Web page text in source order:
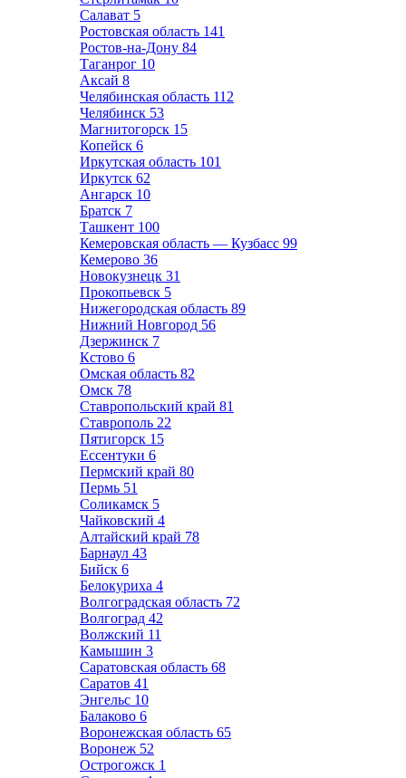
Салават 5
Ростовская область 141
Ростов-на-Дону 84
Таганрог 10
Аксай 8
Челябинская область 112
Челябинск 53
Магнитогорск 15
Копейск 6
Иркутская область 101
Иркутск 62
Ангарск 10
Братск 7
Ташкент 100
Кемеровская область — Кузбасс 99
Кемерово 36
Новокузнецк 31
Прокопьевск 5
Нижегородская область 89
Нижний Новгород 56
Дзержинск 7
Кстово 6
Омская область 82
Омск 78
Ставропольский край 81
Ставрополь 22
Пятигорск 15
Ессентуки 6
Пермский край 80
Пермь 51
Соликамск 5
Чайковский 4
Алтайский край 78
Барнаул 43
Бийск 6
Белокуриха 4
Волгоградская область 72
Волгоград 42
Волжский 11
Камышин 3
Саратовская область 68
Саратов 41
Энгельс 10
Балаково 6
Воронежская область 65
Воронеж 52
Острогожск 1